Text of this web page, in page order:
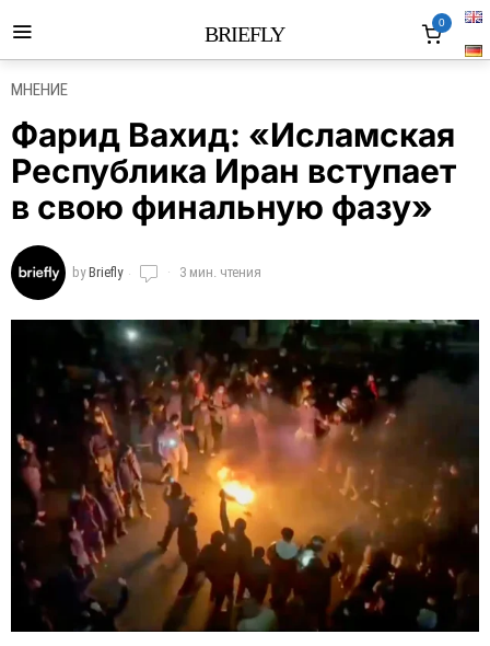
BRIEFLY 0
МНЕНИЕ
Фарид Вахид: «Исламская
Республика Иран вступает
в свою финальную фазу»
byBriefly 3 мин. чтения